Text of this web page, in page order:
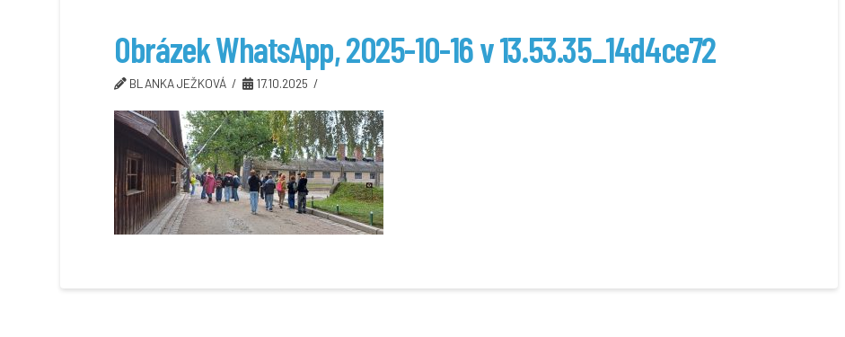
Obrázek WhatsApp, 2025-10-16 v 13.53.35_14d4ce72
BLANKA JEŽKOVÁ 17.10.2025